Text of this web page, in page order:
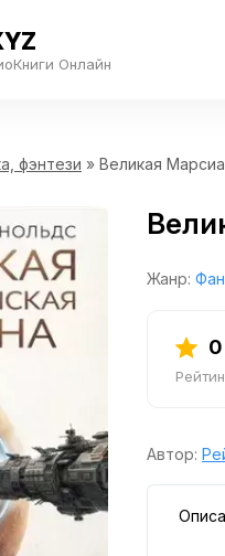
Онлайн
фэнтези » Великая
Жанр:
0
Автор: